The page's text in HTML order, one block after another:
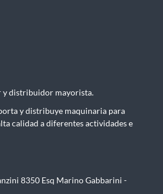
y distribuidor mayorista.
y distribuye maquinaria para
calidad a diferentes actividades e
8350 Esq Marino Gabbarini -